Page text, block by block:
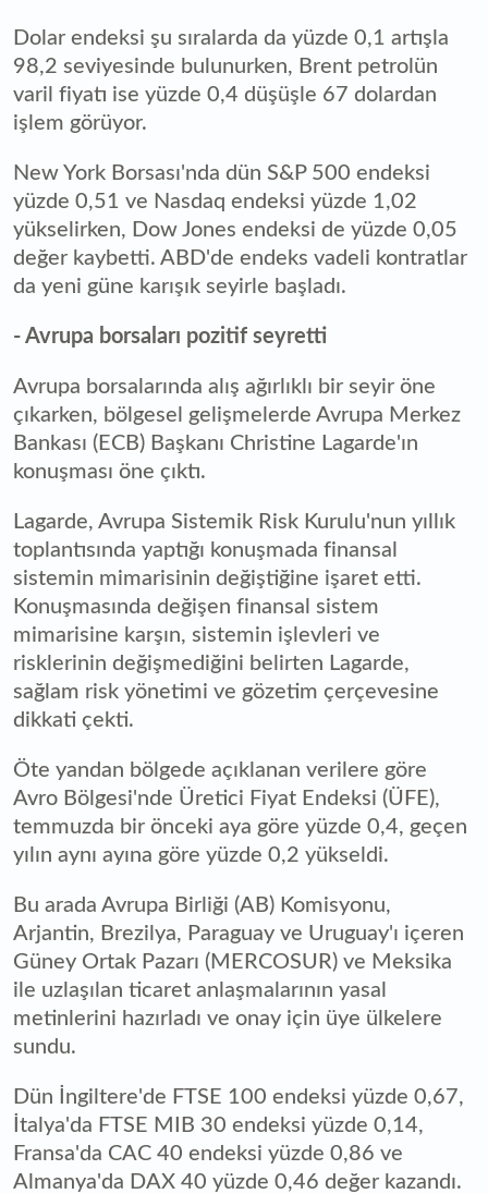
Dolar endeksi şu sıralarda da yüzde 0,1 artışla
98,2 seviyesinde bulunurken, Brent petrolün
varil fiyatı ise yüzde 0,4 düşüşle 67 dolardan
işlem görüyor.
New York Borsası'nda dün S&P 500 endeksi
yüzde 0,51 ve Nasdaq endeksi yüzde 1,02
yükselirken, Dow Jones endeksi de yüzde 0,05
değer kaybetti. ABD'de endeks vadeli kontratlar
da yeni güne karışık seyirle başladı.
- Avrupa borsaları pozitif seyretti
Avrupa borsalarında alış ağırlıklı bir seyir öne
çıkarken, bölgesel gelişmelerde Avrupa Merkez
Bankası (ECB) Başkanı Christine Lagarde'ın
konuşması öne çıktı.
Lagarde, Avrupa Sistemik Risk Kurulu'nun yıllık
toplantısında yaptığı konuşmada finansal
sistemin mimarisinin değiştiğine işaret etti.
Konuşmasında değişen finansal sistem
mimarisine karşın, sistemin işlevleri ve
risklerinin değişmediğini belirten Lagarde,
sağlam risk yönetimi ve gözetim çerçevesine
dikkati çekti.
Öte yandan bölgede açıklanan verilere göre
Avro Bölgesi'nde Üretici Fiyat Endeksi (ÜFE),
temmuzda bir önceki aya göre yüzde 0,4, geçen
yılın aynı ayına göre yüzde 0,2 yükseldi.
Bu arada Avrupa Birliği (AB) Komisyonu,
Arjantin, Brezilya, Paraguay ve Uruguay'ı içeren
Güney Ortak Pazarı (MERCOSUR) ve Meksika
ile uzlaşılan ticaret anlaşmalarının yasal
metinlerini hazırladı ve onay için üye ülkelere
sundu.
Dün İngiltere'de FTSE 100 endeksi yüzde 0,67,
İtalya'da FTSE MIB 30 endeksi yüzde 0,14,
Fransa'da CAC 40 endeksi yüzde 0,86 ve
Almanya'da DAX 40 yüzde 0,46 değer kazandı.